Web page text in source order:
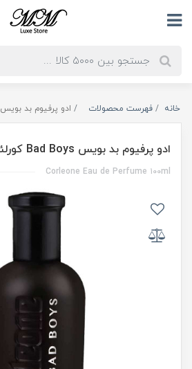
خانه فهرست محصولات ادو پرفیوم بد بویس Bad Boys کورلئونه 100ml
ادو پرفیوم بد بویس Bad Boys کورلئونه 100ml
Corleone Eau de Perfume ۱۰۰ml